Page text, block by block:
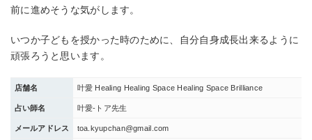
前に進めそうな気がします。
いつか子どもを授かった時のために、自分自身成長出来るように
頑張ろうと思います。
店舗名 叶愛 Healing Healing Space Healing Space Brilliance
占い師名 叶愛-トア先生
メールアドレス toa.kyupchan@gmail.com